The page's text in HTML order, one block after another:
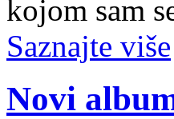
kojom sam
Saznajte više
Novi